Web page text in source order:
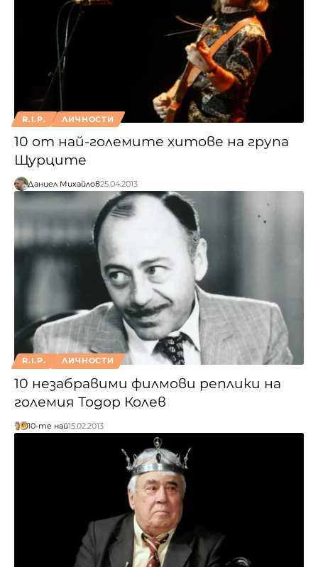
R.I.P. ЛИЧНОСТИ
10 от най-големите хитове на група
Щурците
Даниел Михайлов25.04.2013
R.I.P. ЛИЧНОСТИ
10 незабравими филмови реплики на
големия Тодор Колев
10-те най15.02.2013